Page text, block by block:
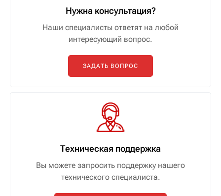
Нужна консультация?
Наши специалисты ответят на любой
интересующий вопрос.
ЗАДАТЬ ВОПРОС
Техническая поддержка
Вы можете запросить поддержку нашего
технического специалиста.